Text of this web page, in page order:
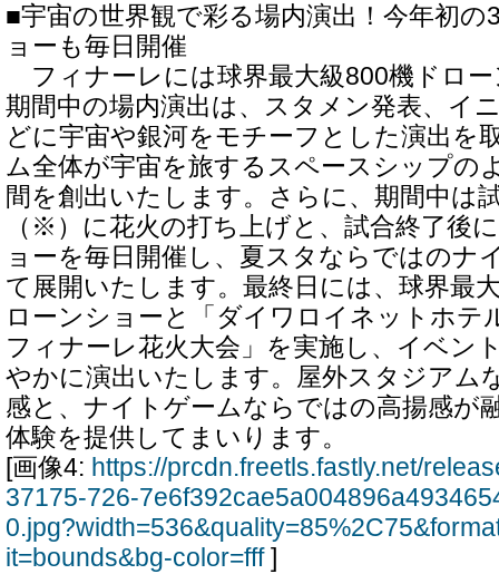
■宇宙の世界観で彩る場内演出！今年初
ョーも毎日開催
フィナーレには球界最大級800機ドロ
期間中の場内演出は、スタメン発表、イ
どに宇宙や銀河をモチーフとした演出を
ム全体が宇宙を旅するスペースシップの
間を創出いたします。さらに、期間中は
（※）に花火の打ち上げと、試合終了後
ョーを毎日開催し、夏スタならではのナ
て展開いたします。最終日には、球界最
ローンショーと「ダイワロイネットホテ
フィナーレ花火大会」を実施し、イベン
やかに演出いたします。屋外スタジアム
感と、ナイトゲームならではの高揚感が
体験を提供してまいります。
[画像4: https://prcdn.freetls.fastly.net/
37175-726-
it=bounds&bg-color=fff]